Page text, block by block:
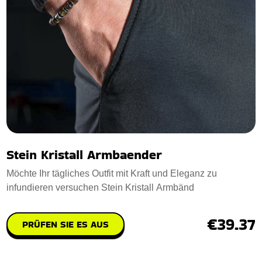
Stein Kristall Armbaender
Möchte Ihr tägliches Outfit mit Kraft und Eleganz zu
infundieren versuchen Stein Kristall Armbänd
PRÜFEN SIE ES AUS €39.37